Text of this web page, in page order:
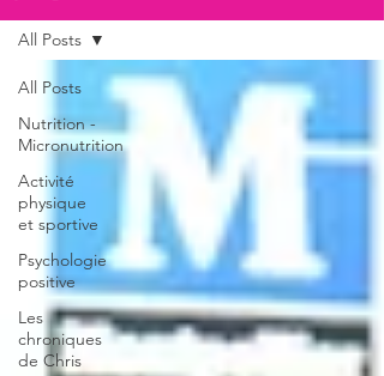
All Posts
Nutrition -
Micronutrition
Activité
physique
et sportive
Psychologie
positive
Les
chroniques
de Chris
All Posts